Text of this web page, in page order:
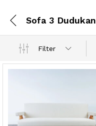
Sofa 3 Dudukan
Filter